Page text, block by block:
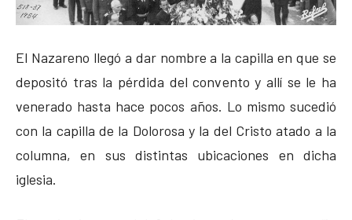
El Nazareno llegó a dar nombre a la capilla en que se
depositó tras la pérdida del convento y allí se le ha
venerado hasta hace pocos años. Lo mismo sucedió
con la capilla de la Dolorosa y la del Cristo atado a la
columna, en sus distintas ubicaciones en dicha
iglesia.